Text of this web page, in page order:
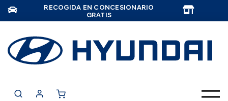
RECOGIDA EN CONCESIONARIO
GRATIS